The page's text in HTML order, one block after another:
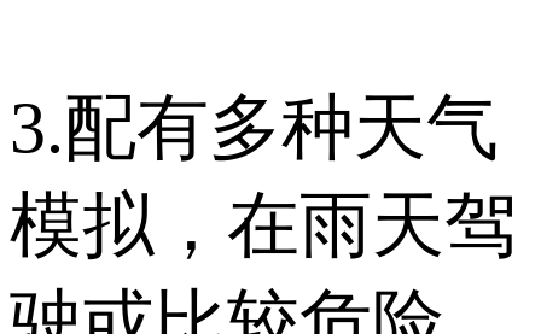
3.配有多种天气
模拟，在雨天驾